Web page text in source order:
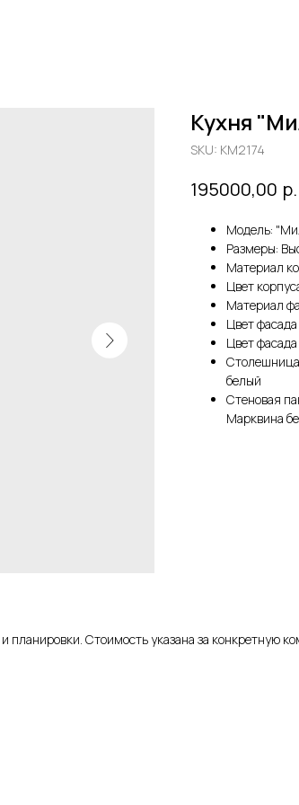
Кухня
SKU: KM2174
195000,00 р.
Модель:
Размеры:
Материал
Цвет
Материал
Цвет
Цвет
белый
Стеновая
Марквина
Стоимость указана за конкретную